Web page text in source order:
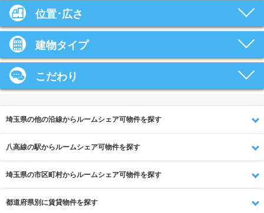
位置･広さ
建物タイプ
こだわり
埼玉県の他の沿線からルームシェア可物件を探す
八高線の駅からルームシェア可物件を探す
埼玉県の市区町村からルームシェア可物件を探す
都道府県別に賃貸物件を探す